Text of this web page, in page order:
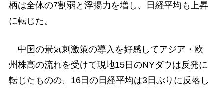
柄は全体の7割弱と浮揚力を増し、日経平均も上昇
に転じた。
中国の景気刺激策の導入を好感してアジア・欧
州株高の流れを受けて現地15日のNYダウは反発に
転じたものの、16日の日経平均は3日ぶりに反落し